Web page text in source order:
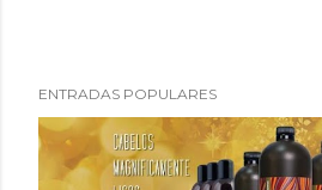
u
b
ENTRADAS POPULARES